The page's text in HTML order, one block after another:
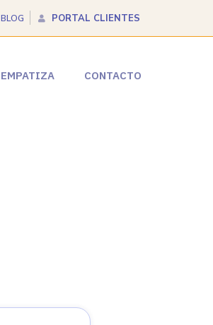
BLOG PORTAL CLIENTES
EMPATIZA CONTACTO